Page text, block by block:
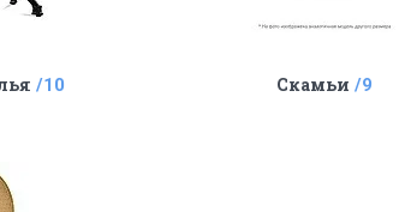
10 Скамьи 9